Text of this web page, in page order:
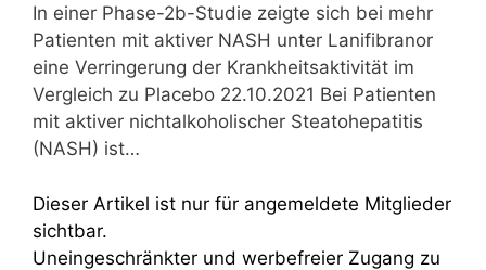
In einer Phase-2b-Studie zeigte sich bei mehr
Patienten mit aktiver NASH unter Lanifibranor
eine Verringerung der Krankheitsaktivität im
Vergleich zu Placebo 22.10.2021 Bei Patienten
mit aktiver nichtalkoholischer Steatohepatitis
(NASH) ist…
Dieser Artikel ist nur für angemeldete Mitglieder
sichtbar.
Uneingeschränkter und werbefreier Zugang zu